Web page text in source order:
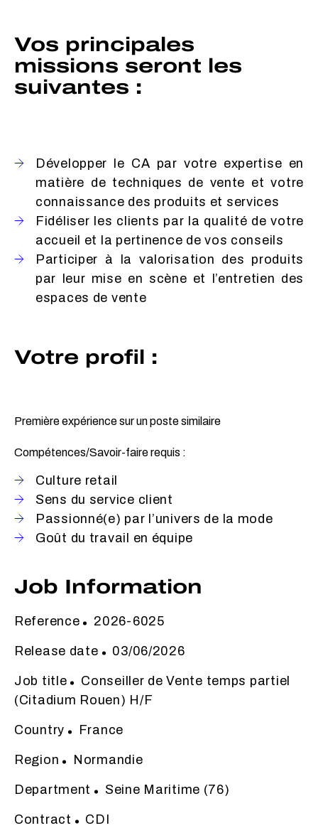
Vos principales
missions seront les
suivantes :
Développer le CA par votre expertise en
matière de techniques de vente et votre
connaissance des produits et services
Fidéliser les clients par la qualité de votre
accueil et la pertinence de vos conseils
Participer à la valorisation des produits
par leur mise en scène et l’entretien des
espaces de vente
Votre profil :
Première expérience sur un poste similaire
Compétences/Savoir-faire requis :
Culture retail
Sens du service client
Passionné(e) par l’univers de la mode
Goût du travail en équipe
Job Information
Reference 2026-6025
Release date 03/06/2026
Job title
Conseiller de Vente temps partiel
(Citadium Rouen) H/F
Country France
Region Normandie
Department Seine Maritime (76)
Contract CDI